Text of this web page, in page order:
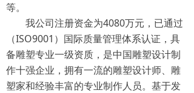
等。
我公司注册资金为4080万元，已通过
（ISO9001）国际质量管理体系认证，具
备雕塑专业一级资质，是中国雕塑设计制
作十强企业，拥有一流的雕塑设计师、雕
塑家和经验丰富的专业制作人员。基于发